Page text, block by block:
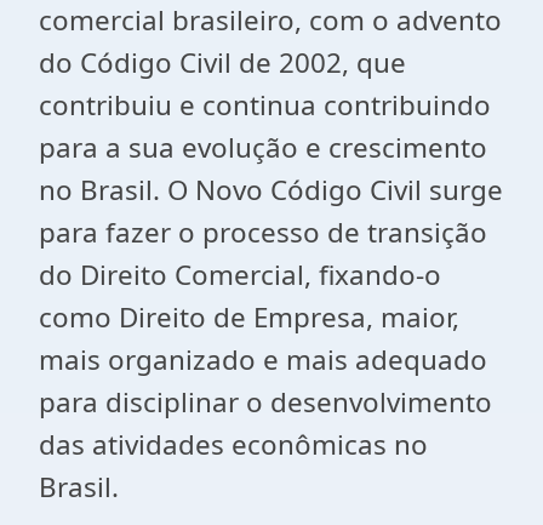
comercial brasileiro, com o advento
do Código Civil de 2002, que
contribuiu e continua contribuindo
para a sua evolução e crescimento
no Brasil. O Novo Código Civil surge
para fazer o processo de transição
do Direito Comercial, fixando-o
como Direito de Empresa, maior,
mais organizado e mais adequado
para disciplinar o desenvolvimento
das atividades econômicas no
Brasil.